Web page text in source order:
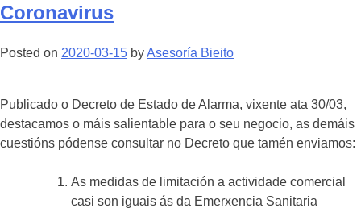
Coronavirus
Posted on 2020-03-15 byAsesoría Bieito
Publicado o Decreto de Estado de Alarma, vixente ata 30/03,
destacamos o máis salientable para o seu negocio, as demáis
cuestións pódense consultar no Decreto que tamén enviamos:
As medidas de limitación a actividade comercial
casi son iguais ás da Emerxencia Sanitaria